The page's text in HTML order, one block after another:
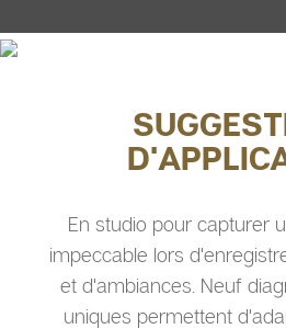
En studio pour capturer
impeccable lors
et d'ambiances. Neuf
uniques permettent